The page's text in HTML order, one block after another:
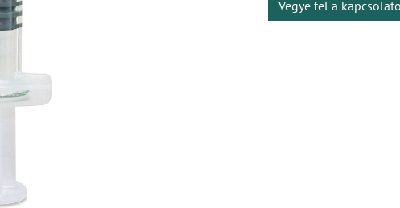
Vegye fel a